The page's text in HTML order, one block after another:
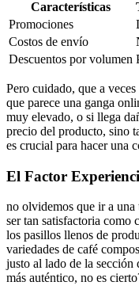
Características
Promociones
Costos de envío
Descuentos por volumen
Pero cuidado, que a
que parece una ganga
muy elevado, o si llega
precio del producto, sino
es crucial para hacer una
El Factor
no olvidemos que ir a una
ser tan satisfactoria como
los pasillos llenos de
variedades de café
justo al lado de la sección
más auténtico, no es